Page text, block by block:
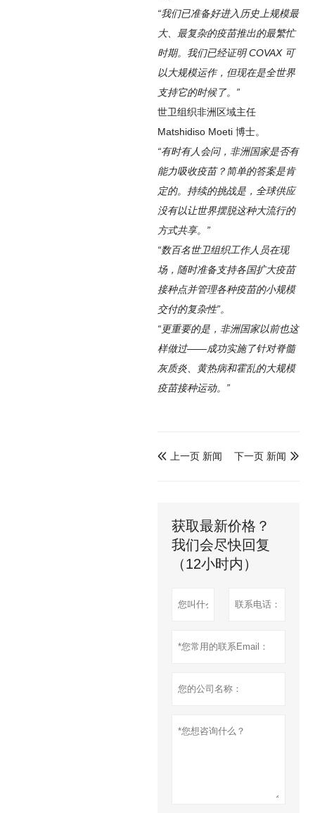
“我们已准备好进入历史上规模最
大、最复杂的疫苗推出的最繁忙
时期。我们已经证明 COVAX 可
以大规模运作，但现在是全世界
支持它的时候了。”
世卫组织非洲区域主任
Matshidiso Moeti 博士。
“有时有人会问，非洲国家是否有
能力吸收疫苗？简单的答案是肯
定的。持续的挑战是，全球供应
没有以让世界摆脱这种大流行的
方式共享。”
“数百名世卫组织工作人员在现
场，随时准备支持各国扩大疫苗
接种点并管理各种疫苗的小规模
交付的复杂性”。
“更重要的是，非洲国家以前也这
样做过——成功实施了针对脊髓
灰质炎、黄热病和霍乱的大规模
疫苗接种运动。”
 上一页 新闻 
下一页 新闻
获取最新价格？
我们会尽快回复
（12小时内）